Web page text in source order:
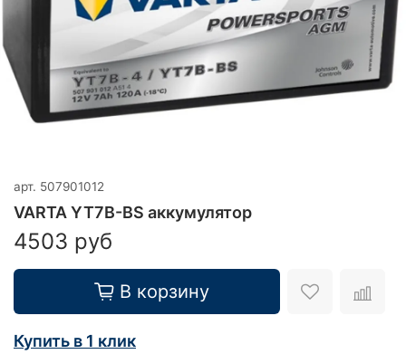
арт. 507901012
VARTA YT7B-BS аккумулятор
4503 руб
В корзину
Купить в 1 клик